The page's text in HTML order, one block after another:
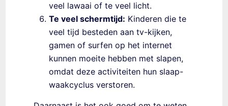
veel lawaai of te veel licht.
Te veel schermtijd: Kinderen die te
veel tijd besteden aan tv-kijken,
gamen of surfen op het internet
kunnen moeite hebben met slapen,
omdat deze activiteiten hun slaap-
waakcyclus verstoren.